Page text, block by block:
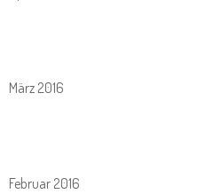
März 2016
Februar 2016